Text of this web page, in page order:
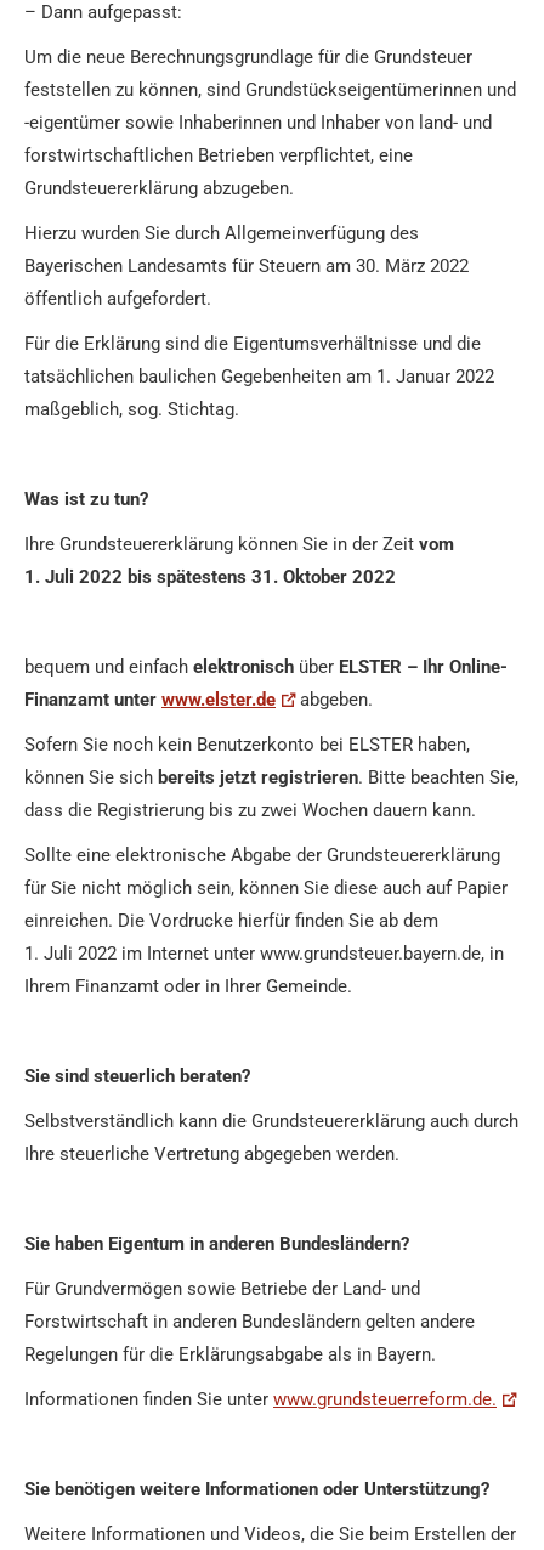
– Dann aufgepasst:
Um die neue Berechnungsgrundlage für die Grundsteuer
feststellen zu können, sind Grundstückseigentümerinnen und
-eigentümer sowie Inhaberinnen und Inhaber von land- und
forstwirtschaftlichen Betrieben verpflichtet, eine
Grundsteuererklärung abzugeben.
Hierzu wurden Sie durch Allgemeinverfügung des
Bayerischen Landesamts für Steuern am 30. März 2022
öffentlich aufgefordert.
Für die Erklärung sind die Eigentumsverhältnisse und die
tatsächlichen baulichen Gegebenheiten am 1. Januar 2022
maßgeblich, sog. Stichtag.
Was ist zu tun?
Ihre Grundsteuererklärung können Sie in der Zeit vom
1. Juli 2022 bis spätestens 31. Oktober 2022
bequem und einfach elektronisch über ELSTER – Ihr Online-
Finanzamt unter www.elster.de abgeben.
Sofern Sie noch kein Benutzerkonto bei ELSTER haben,
können Sie sich bereits jetzt registrieren. Bitte beachten Sie,
dass die Registrierung bis zu zwei Wochen dauern kann.
Sollte eine elektronische Abgabe der Grundsteuererklärung
für Sie nicht möglich sein, können Sie diese auch auf Papier
einreichen. Die Vordrucke hierfür finden Sie ab dem
1. Juli 2022 im Internet unter www.grundsteuer.bayern.de, in
Ihrem Finanzamt oder in Ihrer Gemeinde.
Sie sind steuerlich beraten?
Selbstverständlich kann die Grundsteuererklärung auch durch
Ihre steuerliche Vertretung abgegeben werden.
Sie haben Eigentum in anderen Bundesländern?
Für Grundvermögen sowie Betriebe der Land- und
Forstwirtschaft in anderen Bundesländern gelten andere
Regelungen für die Erklärungsabgabe als in Bayern.
Informationen finden Sie unter www.grundsteuerreform.de.
Sie benötigen weitere Informationen oder Unterstützung?
Weitere Informationen und Videos, die Sie beim Erstellen der